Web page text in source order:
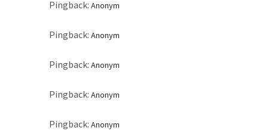
Pingback: Anonym
Pingback: Anonym
Pingback: Anonym
Pingback: Anonym
Pingback: Anonym